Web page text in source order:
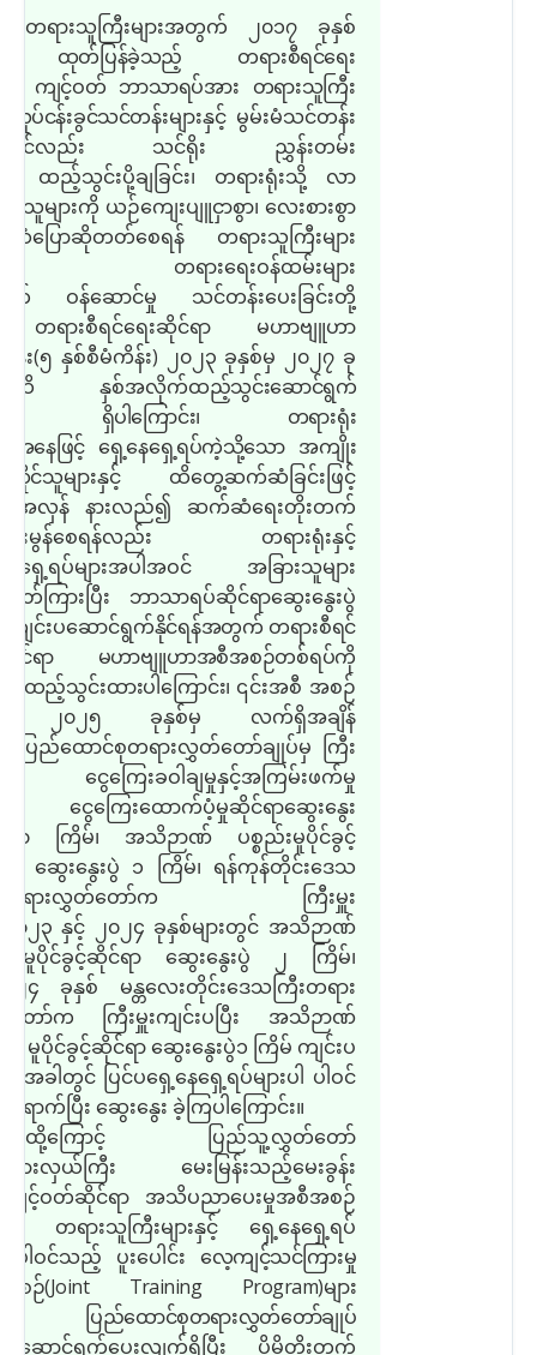
တရားသူကြီးများအတွက် ၂၀၁၇ ခုနှစ်
ထုတ်ပြန်ခဲ့သည့် တရားစီရင်ရေး
ာ ကျင့်ဝတ် ဘာသာရပ်အား တရားသူကြီး
လုပ်ငန်းခွင်သင်တန်းများနှင့် မွမ်းမံသင်တန်း
ားတွင်လည်း သင်ရိုး ညွှန်းတမ်း
စ် ထည့်သွင်းပို့ချခြင်း၊ တရားရုံးသို့ လာ
သူများကို ယဉ်ကျေးပျူငှာစွာ၊ လေးစားစွာ
ပြောဆိုတတ်စေရန် တရားသူကြီးများ
တရားရေးဝန်ထမ်းများ
ဝန်ဆောင်မှု သင်တန်းပေးခြင်းတို့
ရားစီရင်ရေးဆိုင်ရာ မဟာဗျူဟာ
န်း(၅ နှစ်စီမံကိန်း)
၂၀၂၃ ခုနှစ်မှ ၂၀၂၇ ခု
အထိ နှစ်အလိုက်ထည့်သွင်းဆောင်ရွက်
က် ရှိပါကြောင်း၊ တရားရုံး
း အနေဖြင့် ရှေ့နေရှေ့ရပ်ကဲ့သို့သော အကျိုး
င်သူများနှင့် ထိတွေ့ဆက်ဆံခြင်းဖြင့်
န်အလှန် နားလည်၍ ဆက်ဆံရေးတိုးတက်
င်းမွန်စေရန်လည်း တရားရုံးနှင့်
ေရှေ့ရပ်များအပါအဝင် အခြားသူများ
ကြားပြီး ဘာသာရပ်ဆိုင်ရာဆွေးနွေးပွဲ
ကျင်းပဆောင်ရွက်နိုင်ရန်အတွက် တရားစီရင်
ဆိုင်ရာ မဟာဗျူဟာအစီအစဉ်တစ်ရပ်ကို
ထည့်သွင်းထားပါကြောင်း၊ ၎င်းအစီ အစဉ်
၂၀၂၅ ခုနှစ်မှ လက်ရှိအချိန်
ြည်ထောင်စုတရားလွှတ်တော်ချုပ်မှ ကြီး
ြီး ငွေကြေးခဝါချမှုနှင့်အကြမ်းဖက်မှု
ေကြေးထောက်ပံ့မှုဆိုင်ရာဆွေးနွေး
၀ ကြိမ်၊ အသိဉာဏ် ပစ္စည်းမူပိုင်ခွင့်
ာ ဆွေးနွေးပွဲ ၁ ကြိမ်၊ ရန်ကုန်တိုင်းဒေသ
းတရားလွှတ်တော်က ကြီးမှူး
၂၀၂၃ နှင့် ၂၀၂၄ ခုနှစ်များတွင် အသိဉာဏ်
ည်းမူပိုင်ခွင့်ဆိုင်ရာ ဆွေးနွေးပွဲ ၂ ကြိမ်၊
၄ ခုနှစ် မန္တလေးတိုင်းဒေသကြီးတရား
ော်က ကြီးမှူးကျင်းပပြီး အသိဉာဏ်
း မူပိုင်ခွင့်ဆိုင်ရာ ဆွေးနွေးပွဲ၁ ကြိမ် ကျင်းပ
အခါတွင် ပြင်ပရှေ့နေရှေ့ရပ်များပါ ပါဝင်
ာက်ပြီး ဆွေးနွေး ခဲ့ကြပါကြောင်း။
ထို့ကြောင့် ပြည်သူ့လွှတ်တော်
ားလှယ်ကြီး မေးမြန်းသည့်မေးခွန်း
ျင့်ဝတ်ဆိုင်ရာ အသိပညာပေးမှုအစီအစဉ်
းနှင့် တရားသူကြီးများနှင့် ရှေ့နေရှေ့ရပ်
ပါဝင်သည့် ပူးပေါင်း လေ့ကျင့်သင်ကြားမှု
စဉ်(Joint Training Program)များ
ြည်ထောင်စုတရားလွှတ်တော်ချုပ်
ောင်ရွက်ပေးလျက်ရှိပြီး ပိုမိုတိုးတက်